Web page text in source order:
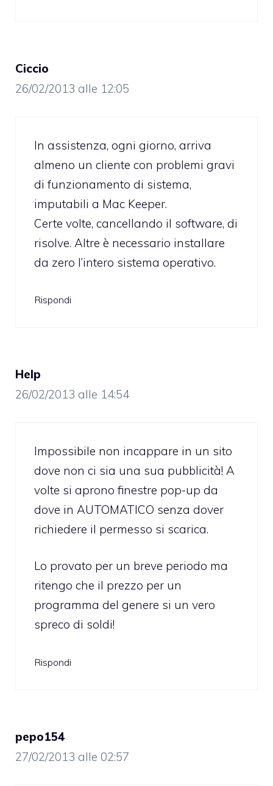
Ciccio
26/02/2013 alle 12:05
In assistenza, ogni giorno, arriva
almeno un cliente con problemi gravi
di funzionamento di sistema,
imputabili a Mac Keeper.
Certe volte, cancellando il software, di
risolve. Altre è necessario installare
da zero l’intero sistema operativo.
Rispondi
Help
26/02/2013 alle 14:54
Impossibile non incappare in un sito
dove non ci sia una sua pubblicità! A
volte si aprono finestre pop-up da
dove in AUTOMATICO senza dover
richiedere il permesso si scarica.
Lo provato per un breve periodo ma
ritengo che il prezzo per un
programma del genere si un vero
spreco di soldi!
Rispondi
pepo154
27/02/2013 alle 02:57